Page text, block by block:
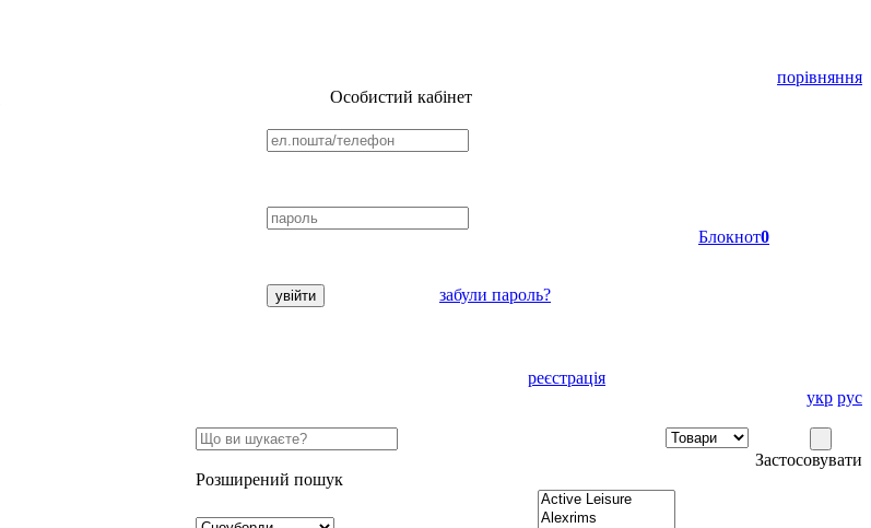
порівняння
Особистий кабінет
забули пароль?
реєстрація
Блокнот0
укр рус
Застосовувати
Розширений пошук